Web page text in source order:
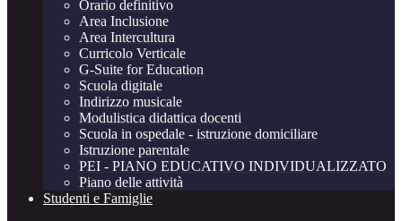
Orario definitivo
Area Inclusione
Area Intercultura
Curricolo Verticale
G-Suite for Education
Scuola digitale
Indirizzo musicale
Modulistica didattica docenti
Scuola in ospedale - istruzione domiciliare
Istruzione parentale
PEI - PIANO EDUCATIVO INDIVIDUALIZZATO
Piano delle attività
Studenti e Famiglie